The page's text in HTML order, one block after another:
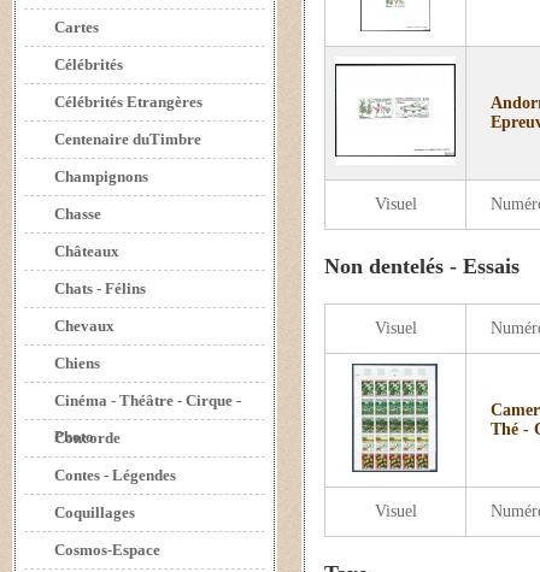
Cartes
Célébrités
Célébrités Etrangères
Centenaire duTimbre
Champignons
Chasse
Châteaux
Chats - Félins
Chevaux
Chiens
Cinéma - Théâtre - Cirque -
Photo
Concorde
Contes - Légendes
Coquillages
Cosmos-Espace
Visuel
Non dentelés - Essais
Visuel
Visuel
Thé -